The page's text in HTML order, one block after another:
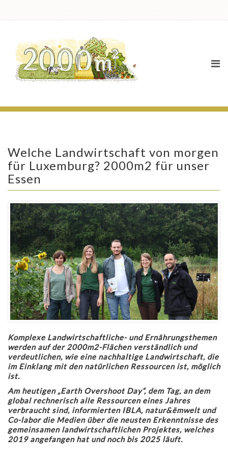
Welche Landwirtschaft von morgen
für Luxemburg? 2000m2 für unser
Essen
Komplexe Landwirtschaftliche- und Ernährungsthemen
werden auf der 2000m2-Flächen verständlich und
verdeutlichen, wie eine nachhaltige Landwirtschaft, die
im Einklang mit den natürlichen Ressourcen ist, möglich
ist.
Am heutigen „Earth Overshoot Day“, dem Tag, an dem
global rechnerisch alle Ressourcen eines Jahres
verbraucht sind, informierten IBLA, natur&ëmwelt und
Co-labor die Medien über die neusten Erkenntnisse des
gemeinsamen landwirtschaftlichen Projektes, welches
2019 angefangen hat und noch bis 2025 läuft.